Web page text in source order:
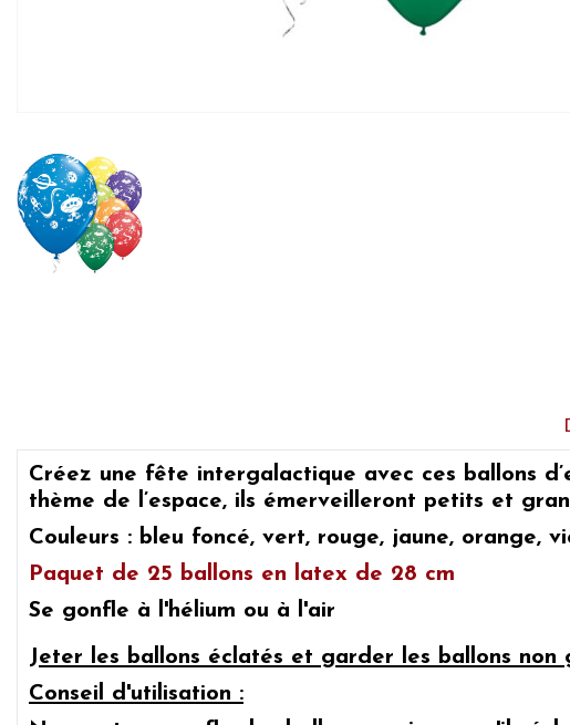
Créez une fête intergalactique avec ces ballons
thème de l’espace, ils émerveilleront petits et
Couleurs : bleu foncé, vert, rouge, jaune, orange,
Paquet de 25 ballons en latex de 28 cm
Se gonfle à l'hélium ou à l'air
Jeter les ballons éclatés et garder les ballons non
Conseil d'utilisation :